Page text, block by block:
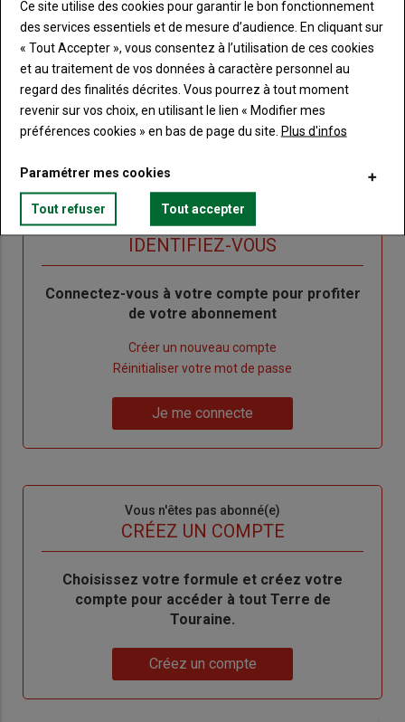
Liste
à
puce
Accédez à tous les articles du site Terre de Touraine
Consultez le journal Terre de Touraine au format
numérique, sur tous les supports
Ne manquez aucune information grâce à la
newsletter du journal Terre de Touraine
Sous-
titre
Vous êtes abonné(e)
IDENTIFIEZ-VOUS
Body
Connectez-vous à votre compte pour profiter
de votre abonnement
Créer un nouveau compte
de
Réinitialiser votre mot de passe
me
Je me connecte
Vous n'êtes pas abonné(e)
CRÉEZ UN COMPTE
BodyChoisissez votre formule et créez votre
compte pour accéder à tout Terre de
Touraine.
Créez un compte
Ce site utilise des cookies pour garantir le bon fonctionnement
des services essentiels et de mesure d’audience. En cliquant sur
« Tout Accepter », vous consentez à l’utilisation de ces cookies
et au traitement de vos données à caractère personnel au
regard des finalités décrites. Vous pourrez à tout moment
revenir sur vos choix, en utilisant le lien « Modifier mes
préférences cookies » en bas de page du site. Plus d'infos
Paramétrer mes cookies
Tout refuser Tout accepter